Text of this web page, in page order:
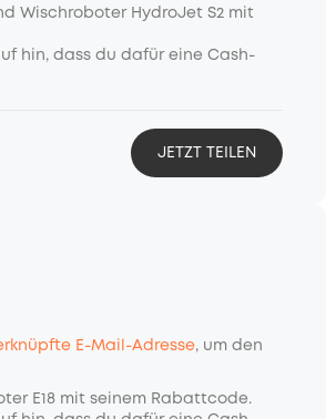
Wischroboter HydroJet S2 mit
hin, dass du dafür eine Cash-
JETZT TEILEN
E-Mail-Adresse, um den
E18 mit seinem Rabattcode.